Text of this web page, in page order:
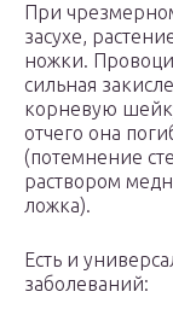
При
засухе,
ножки.
сильная
корневую
отчего она
(потемнение
раствором
ложка).
Есть и
заболеваний: